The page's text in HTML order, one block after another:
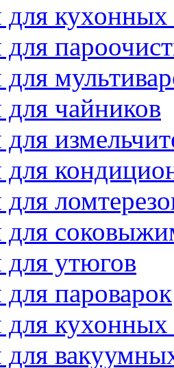
для
для
для
для чайников
для
для
для
для
для утюгов
для пароварок
для
для